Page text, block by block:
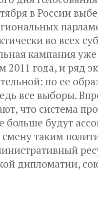
в России
во всех
кампания уже
года, и ряд
по ее
все выборы.
что система
больше будут
таким
дипломатии,